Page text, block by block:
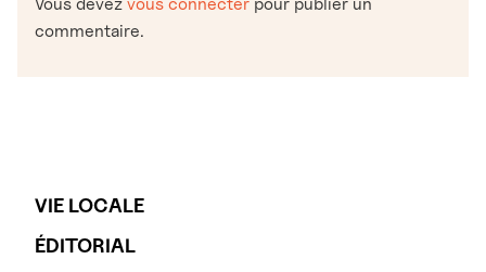
VIE LOCALE
ÉDITORIAL
commentaire.